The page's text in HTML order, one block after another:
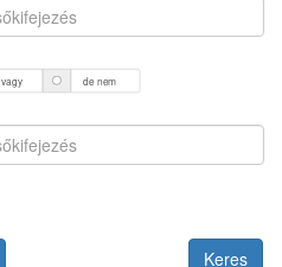
vagy de nem